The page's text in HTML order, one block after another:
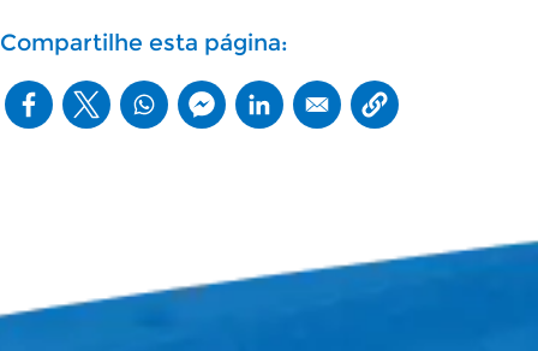
Compartilhe esta página: